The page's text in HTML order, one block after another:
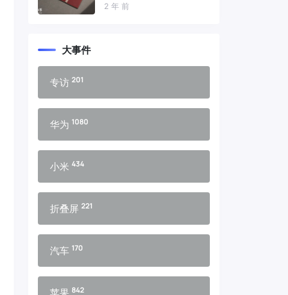
2 年 前
大事件
专访 201
华为 1080
小米 434
折叠屏 221
汽车 170
苹果 842